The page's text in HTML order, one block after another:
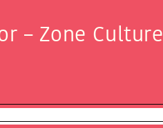
– Zone Culture